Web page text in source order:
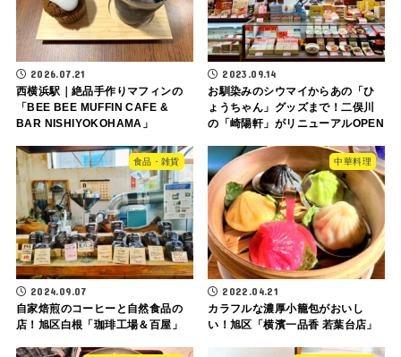
2026.07.21
西横浜駅｜絶品手作りマフィンの
「BEE BEE MUFFIN CAFE &
BAR NISHIYOKOHAMA」
2023.09.14
お馴染みのシウマイからあの「ひ
ょうちゃん」グッズまで！二俣川
の「崎陽軒」がリニューアルOPEN
食品・雑貨
2024.09.07
自家焙煎のコーヒーと自然食品の
店！旭区白根「珈琲工場＆百屋」
中華料理
2022.04.21
カラフルな濃厚小籠包がおいし
い！旭区「横濱一品香 若葉台店」